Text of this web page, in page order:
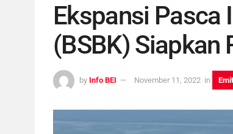
Ekspansi Pasca
(BSBK) Siapkan
by Info BEI November 11, 2022 in